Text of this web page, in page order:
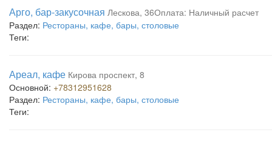
Арго, бар-закусочная Лескова, 36Оплата: Наличный расчет
Раздел: Рестораны, кафе, бары, столовые
Теги:
Ареал, кафе Кирова проспект, 8
Основной: +78312951628
Раздел: Рестораны, кафе, бары, столовые
Теги: